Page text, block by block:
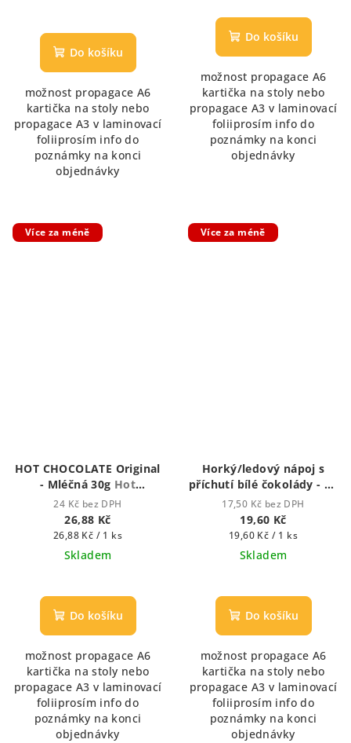
hodnocení
produktu
z
5
hvězdiček.
Do košíku
možnost propagace A6
kartička na stoly nebo
propagace A3 v laminovací
foliiprosím info do
poznámky na konci
objednávky
hodnocení
produktu
z
5
hvězdiček.
Do košíku
možnost propagace A6
kartička na stoly nebo
propagace A3 v laminovací
foliiprosím info do
poznámky na konci
objednávky
Více za méně
HOT CHOCOLATE Original
- Mléčná 30g Hot
Chocolate - Houstnoucí
krémová čokoláda
24 Kč bez DPH
26,88 Kč
Měrná
cena:
26,88 Kč / 1 ks
Skladem
hodnocení
produktu
z
5
hvězdiček.
Do košíku
možnost propagace A6
kartička na stoly nebo
propagace A3 v laminovací
foliiprosím info do
poznámky na konci
objednávky
Více za méně
Horký/ledový nápoj s
příchutí bílé čokolády - 25
zalévací vodou či
mlékem
17,50 Kč bez DPH
19,60 Kč
Měrná
cena:
19,60 Kč / 1 ks
Skladem
hodnocení
produktu
z
5
hvězdiček.
Do košíku
možnost propagace A6
kartička na stoly nebo
propagace A3 v laminovací
foliiprosím info do
poznámky na konci
objednávky